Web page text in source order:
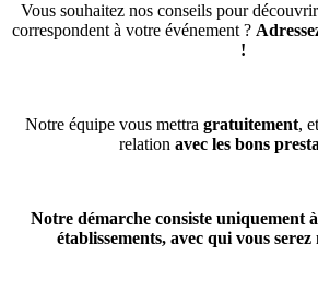
Vous souhaitez nos conseils pour
correspondent à votre événement ?
!
Notre équipe vous mettra gratuitement, et
relation avec les bons
Notre démarche consiste uniquement
établissements, avec qui vous